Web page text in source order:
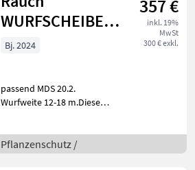
WURFSCHEIBE
M1C
357 €
inkl. 19%
MwSt
300 € exkl.
Bj. 2024
passend MDS 20.2.
Wurfweite 12-18 m.Diese
92318 Neumarkt i.d.
Opf.Gerne steht Ihnen Herr
Pflanzenschutz /